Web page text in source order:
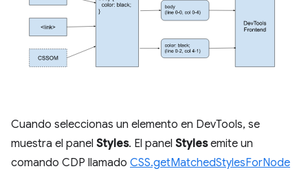
Cuando seleccionas un elemento en DevTools, se
muestra el panel Styles. El panel Stylesemite un
comando CDP llamado CSS.getMatchedStylesForNode